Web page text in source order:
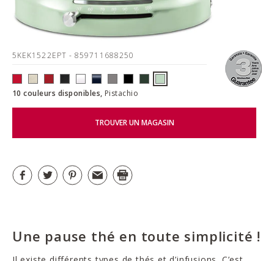
5KEK1522EPT - 859711688250
10 couleurs disponibles, Pistachio
TROUVER UN MAGASIN
Une pause thé en toute simplicité !